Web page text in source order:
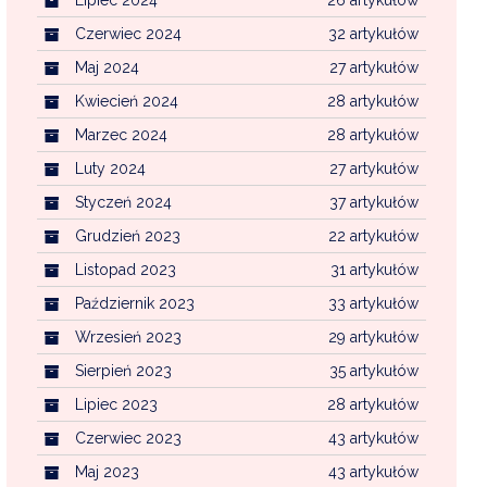
32 artykułów
Czerwiec 2024
27 artykułów
Maj 2024
28 artykułów
Kwiecień 2024
28 artykułów
Marzec 2024
27 artykułów
Luty 2024
37 artykułów
Styczeń 2024
22 artykułów
Grudzień 2023
31 artykułów
Listopad 2023
33 artykułów
Październik 2023
29 artykułów
Wrzesień 2023
35 artykułów
Sierpień 2023
28 artykułów
Lipiec 2023
43 artykułów
Czerwiec 2023
43 artykułów
Maj 2023